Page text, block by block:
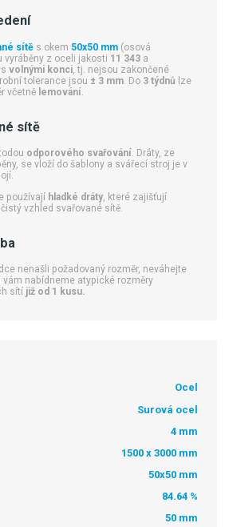
sítě s okem 50x50 mm (osová
z oceli jakosti 11 343 a
svolnými konci , tj. nejsou zakončené
tolerance jsou ± 3 mm . Do 3 týdnů lze
včetně lemování
sítě
odporového svařování. Dráty, ze
se vloží do šablony a svářecí stroj je v
používají hladké dráty, které zajišťují
vzhled svařované sítě.
nenašli požadovaný rozměr, neváhejte
vám nabídneme atypické rozměry
sítí již od 1 kusu.
Ocel
Surová ocel
4 mm
1500 x 3000 mm
50x50 mm
84.64 %
50 mm